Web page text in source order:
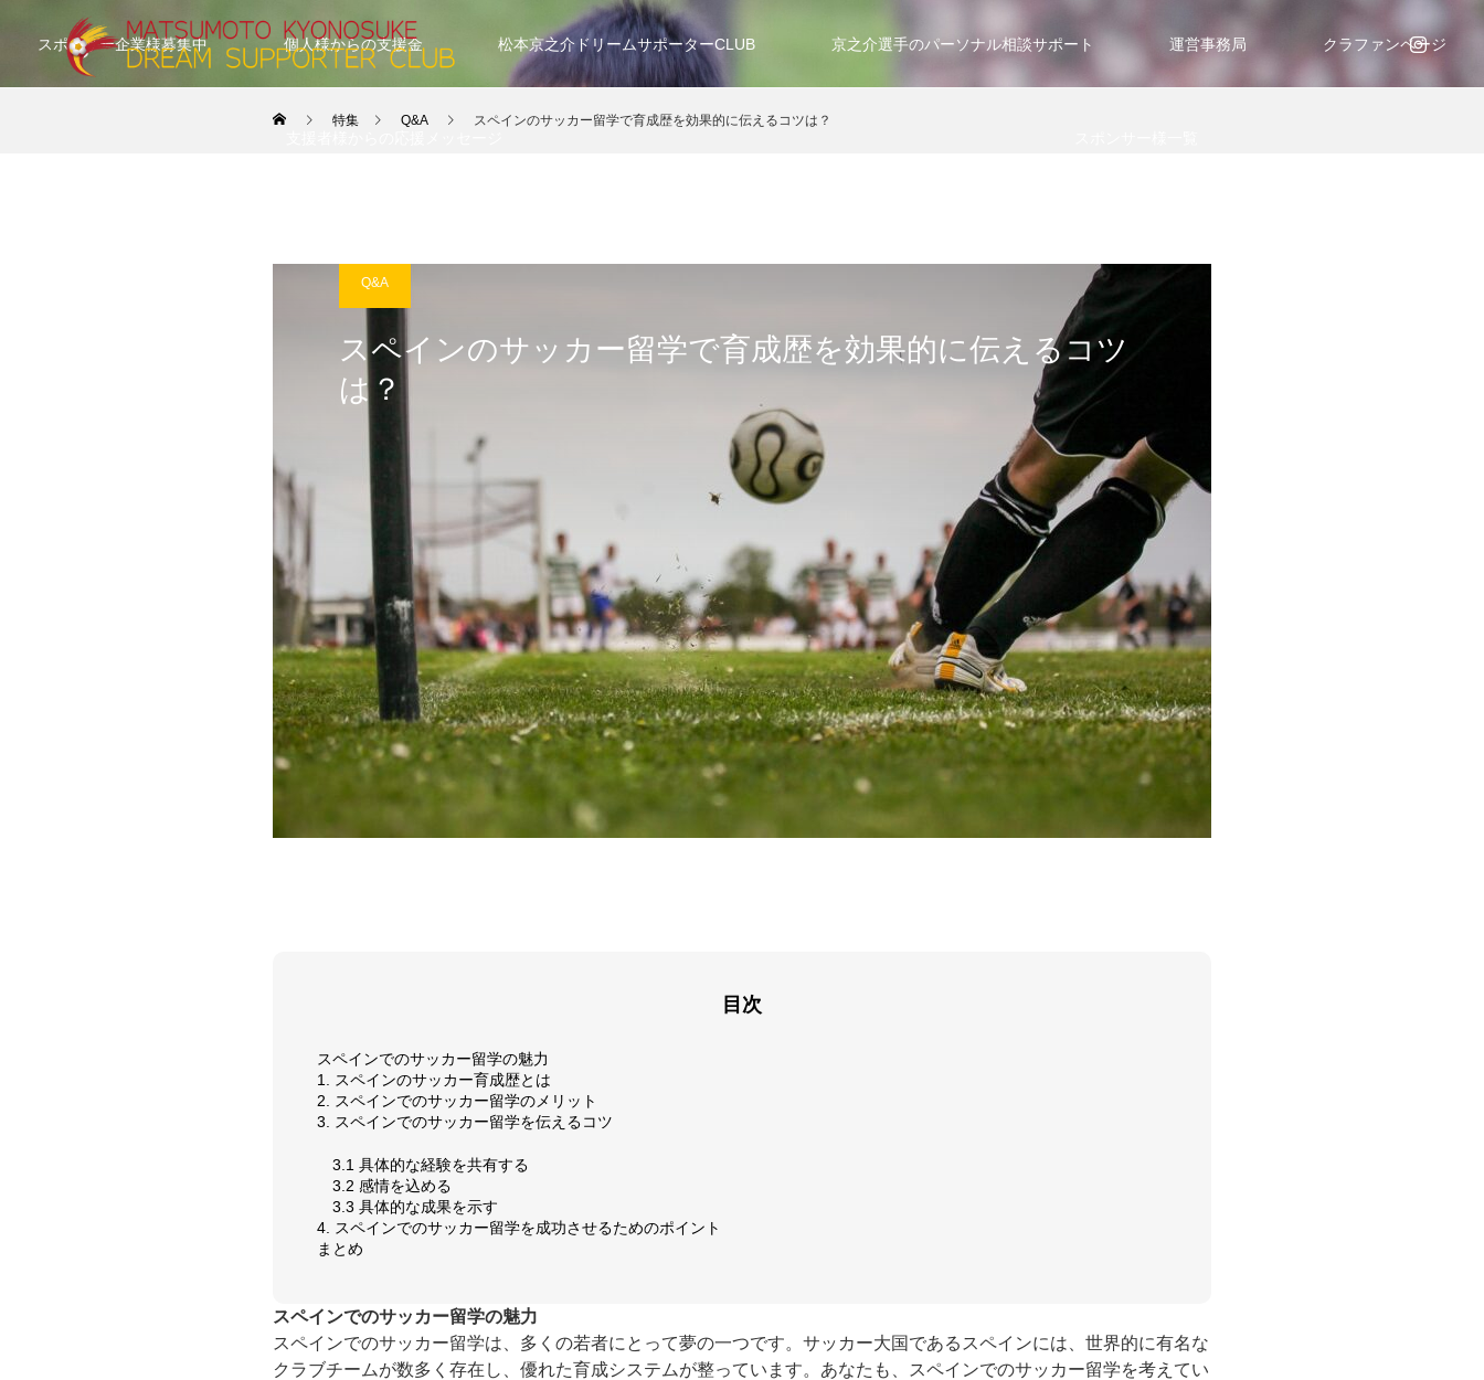
スポンサー企業様募集中 個人様からの支援金 松本京之介ドリームサポーターCLUB 京之介選手のパーソナル相談サポート 運営事務局 クラファンページ
特集 Q&A スペインのサッカー留学で育成歴を効果的に伝えるコツは？
Q&A
スペインのサッカー留学で育成歴を効果的に伝えるコツ
は？
目次
スペインでのサッカー留学の魅力
1. スペインのサッカー育成歴とは
2. スペインでのサッカー留学のメリット
3. スペインでのサッカー留学を伝えるコツ
3.1 具体的な経験を共有する
3.2 感情を込める
3.3 具体的な成果を示す
4. スペインでのサッカー留学を成功させるためのポイント
まとめ
スペインでのサッカー留学の魅力
スペインでのサッカー留学は、多くの若者にとって夢の一つです。サッカー大国であるスペインには、世界的に有名な
クラブチームが数多く存在し、優れた育成システムが整っています。あなたも、スペインでのサッカー留学を考えてい